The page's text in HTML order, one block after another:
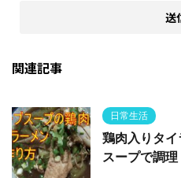
関連記事
日常生活
鶏肉入りタ
スープで調理